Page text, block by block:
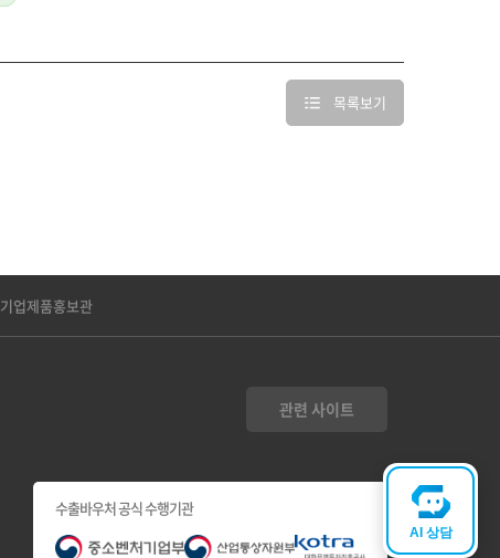
목록보기
기업제품홍보관
관련 사이트
수출바우처 공식 수행기관
AI 상담